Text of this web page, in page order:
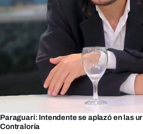
Paraguarí: Intendente se aplazó en las
Contraloría